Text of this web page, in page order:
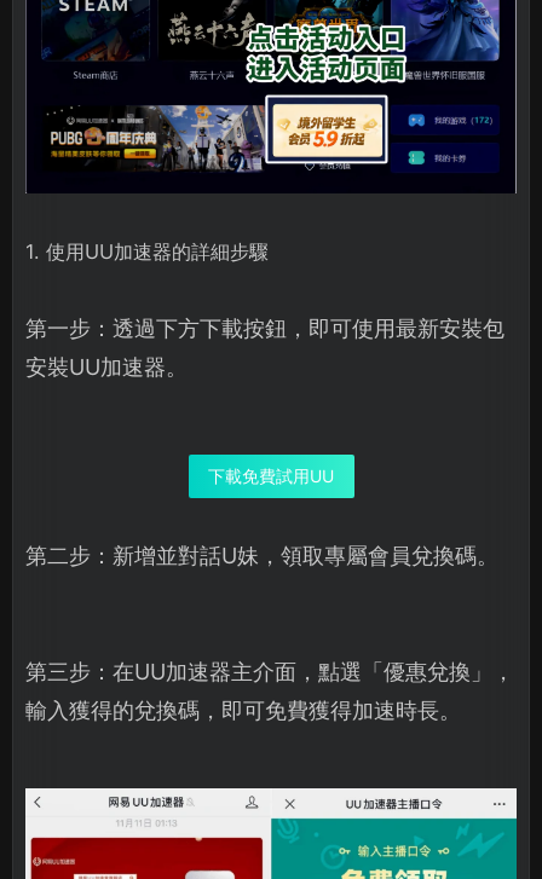
1. 使用UU加速器的詳細步驟
第一步：透過下方下載按鈕，即可使用最新安裝包
安裝UU加速器。
下載免費試用UU
第二步：新增並對話U妹，領取專屬會員兌換碼。
第三步：在UU加速器主介面，點選「優惠兌換」，
輸入獲得的兌換碼，即可免費獲得加速時長。